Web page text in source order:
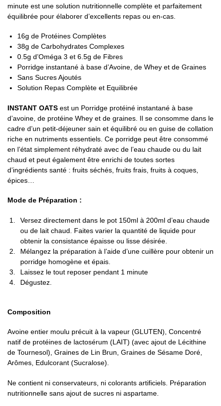
minute est une solution nutritionnelle complète et parfaitement
équilibrée pour élaborer d’excellents repas ou en-cas.
16g de Protéines Complètes
38g de Carbohydrates Complexes
0.5g d’Oméga 3 et 6.5g de Fibres
Porridge instantané à base d’Avoine, de Whey et de Graines
Sans Sucres Ajoutés
Solution Repas Complète et Equilibrée
INSTANT OATS est un Porridge protéiné instantané à base
d’avoine, de protéine Whey et de graines. Il se consomme dans le
cadre d’un petit-déjeuner sain et équilibré ou en guise de collation
riche en nutriments essentiels. Ce porridge peut être consommé
en l’état simplement réhydraté avec de l’eau chaude ou du lait
chaud et peut également être enrichi de toutes sortes
d’ingrédients santé : fruits séchés, fruits frais, fruits à coques,
épices…
Mode de Préparation :
Versez directement dans le pot 150ml à 200ml d’eau chaude
ou de lait chaud. Faites varier la quantité de liquide pour
obtenir la consistance épaisse ou lisse désirée.
Mélangez la préparation à l’aide d’une cuillère pour obtenir un
porridge homogène et épais.
Laissez le tout reposer pendant 1 minute
Dégustez.
Composition
Avoine entier moulu précuit à la vapeur (GLUTEN), Concentré
natif de protéines de lactosérum (LAIT) (avec ajout de Lécithine
de Tournesol), Graines de Lin Brun, Graines de Sésame Doré,
Arômes, Edulcorant (Sucralose).
Ne contient ni conservateurs, ni colorants artificiels. Préparation
nutritionnelle sans ajout de sucres ni aspartame.